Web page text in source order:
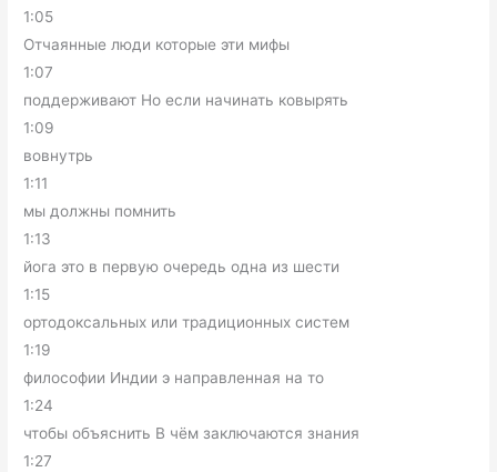
1:05
Отчаянные люди которые эти мифы
1:07
поддерживают Но если начинать ковырять
1:09
вовнутрь
1:11
мы должны помнить
1:13
йога это в первую очередь одна из шести
1:15
ортодоксальных или традиционных систем
1:19
философии Индии э направленная на то
1:24
чтобы объяснить В чём заключаются знания
1:27